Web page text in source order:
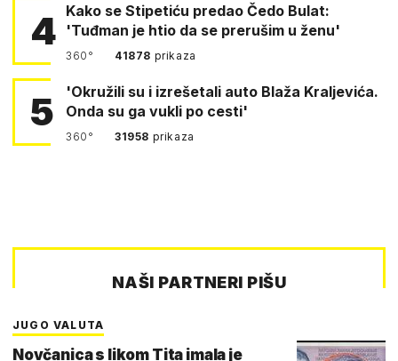
4 Kako se Stipetiću predao Čedo Bulat:
'Tuđman je htio da se prerušim u ženu'
360° 41878 prikaza
5
'Okružili su i izrešetali auto Blaža Kraljevića.
Onda su ga vukli po cesti'
360° 31958 prikaza
NAŠI PARTNERI PIŠU
JUGO VALUTA
Novčanica s likom Tita imala je